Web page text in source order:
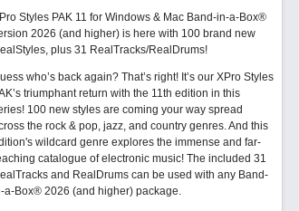
Styles PAK 11 for Windows & Mac Band-in-a-Box®
2026 (and higher) is here with 100 brand new
plus 31 RealTracks/RealDrums!
who’s back again? That’s right! It’s our XPro Styles
triumphant return with the 11th edition in this
100 new styles are coming your way spread
the rock & pop, jazz, and country genres. And this
wildcard genre explores the immense and far-
catalogue of electronic music! The included 31
and RealDrums can be used with any Band-
a-Box® 2026 (and higher) package.